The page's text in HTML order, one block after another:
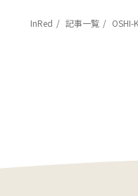
InRed 記事一覧 OSHI-